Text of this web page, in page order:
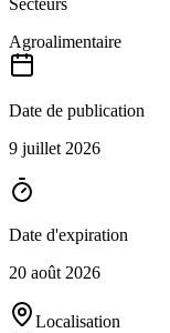
Secteurs
Agroalimentaire
Date de publication
9 juillet 2026
Date d'expiration
20 août 2026
Localisation